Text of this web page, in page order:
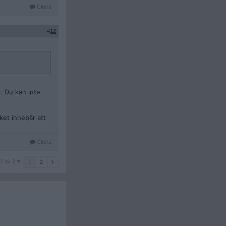
Citera
#12
Du kan inte
innebär att
Citera
av 3 2